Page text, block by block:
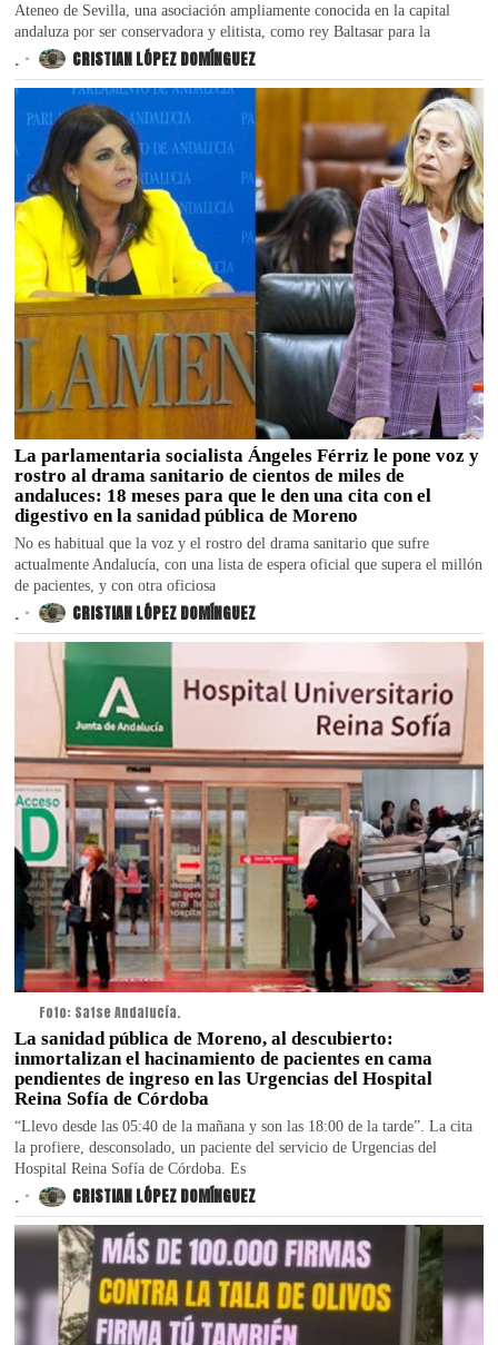
Ateneo de Sevilla, una asociación ampliamente conocida en la capital
andaluza por ser conservadora y elitista, como rey Baltasar para la
. CRISTIAN LÓPEZ DOMÍNGUEZ
La parlamentaria socialista Ángeles Férriz le pone voz y
rostro al drama sanitario de cientos de miles de
andaluces: 18 meses para que le den una cita con el
digestivo en la sanidad pública de Moreno
No es habitual que la voz y el rostro del drama sanitario que sufre
actualmente Andalucía, con una lista de espera oficial que supera el millón
de pacientes, y con otra oficiosa
. CRISTIAN LÓPEZ DOMÍNGUEZ
Foto: Satse Andalucía.
La sanidad pública de Moreno, al descubierto:
inmortalizan el hacinamiento de pacientes en cama
pendientes de ingreso en las Urgencias del Hospital
Reina Sofía de Córdoba
“Llevo desde las 05:40 de la mañana y son las 18:00 de la tarde”. La cita
la profiere, desconsolado, un paciente del servicio de Urgencias del
Hospital Reina Sofía de Córdoba. Es
. CRISTIAN LÓPEZ DOMÍNGUEZ